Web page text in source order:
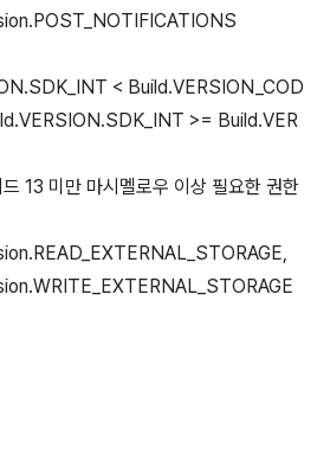
< Build.VERSION_COD
>= Build.VER
13 미만 마시멜로우 이상 필요한 권한